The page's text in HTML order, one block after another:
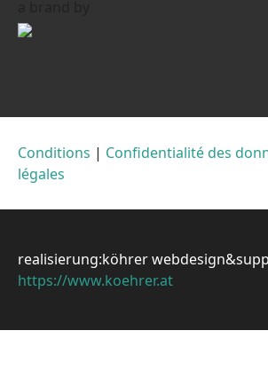
Conditions | Confidentialité des
légales
realisierung:köhrer
https://www.koehrer.at